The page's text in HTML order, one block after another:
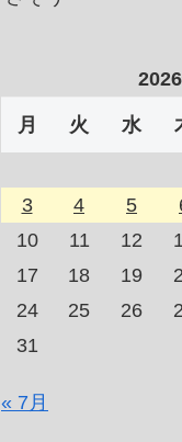
月 火 水
3
4 5
10
11 12
17
18 19
24
25 26
31
« 7月